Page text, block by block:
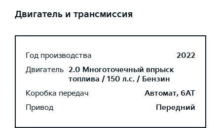
Двигатель и трансмиссия
Год производства
2022
Двигатель 2.0 Многоточечный впрыск
топлива / 150 л.с. / Бензин
Коробка передач
Автомат, 6AT
Привод
Передний